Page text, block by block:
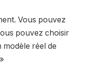
Vous pouvez
pouvez choisir
modèle réel de